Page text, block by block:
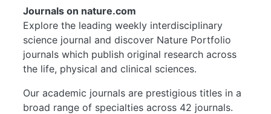
Journals on nature.com
Explore the leading weekly interdisciplinary
science journal and discover Nature Portfolio
journals which publish original research across
the life, physical and clinical sciences.
Our academic journals are prestigious titles in a
broad range of specialties across 42 journals.